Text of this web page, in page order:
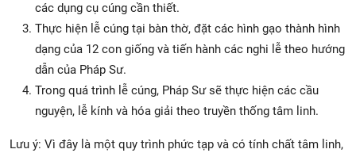
các dụng cụ cúng cần thiết.
Thực hiện lễ cúng tại bàn thờ, đặt các hình gạo thành hình
dạng của 12 con giống và tiến hành các nghi lễ theo hướng
dẫn của Pháp Sư.
Trong quá trình lễ cúng, Pháp Sư sẽ thực hiện các cầu
nguyện, lễ kính và hóa giải theo truyền thống tâm linh.
Lưu ý: Vì đây là một quy trình phức tạp và có tính chất tâm linh,